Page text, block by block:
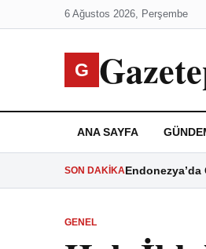
6 Ağustos 2026, Perşembe
G
ANA SAYFA
SON DAKIKAEndonezya’da
GENEL